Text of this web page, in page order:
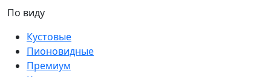
По виду
Кустовые
Пионовидные
Премиум